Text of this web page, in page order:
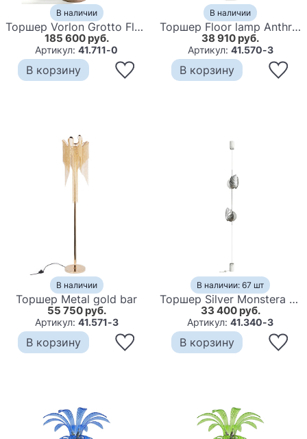
В наличии
Торшер Vorlon Grotto Floor Lamp
185 600 руб.
Артикул:41.711-0
В корзину
В наличии
Торшер Floor lamp Anthracite
38 910 руб.
Артикул: 41.570-3
В корзину
В наличии
Торшер Metal gold bar
55 750 руб.
Артикул: 41.571-3
В корзину
В наличии: 67 шт
Торшер Silver Monstera Leaf
33 400 руб.
Артикул:41.340-3
В корзину